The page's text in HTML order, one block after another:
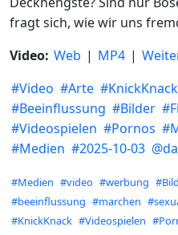
fragt sich, wie wir uns
Video: Web | MP4 |
#Video #Arte #KnickKnack
#Beeinflussung #Bilder #
#Videospielen #Pornos #
#Medien #2025-10-03 @
Hashtags
#Medien #video #werbung
#beeinflussung #marchen
#KnickKnack #Videospielen